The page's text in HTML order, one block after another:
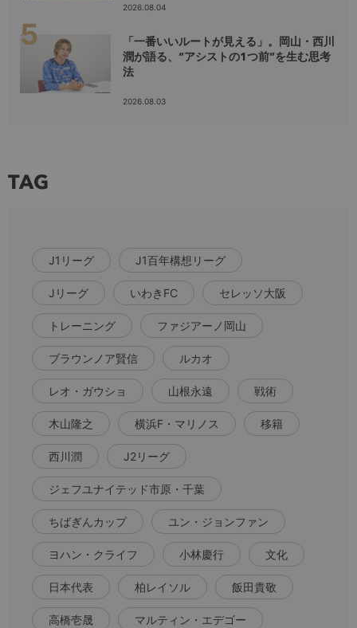
2026.08.04
「一番いいルートが見える」。岡山・西川
潤が語る、“アシストの1つ前”を生む思考
法
2026.08.03
TAG
J1リーグ J1百年構想リーグ
Jリーグ いわきFC セレッソ大阪
トレーニング ファジアーノ岡山
ブラウンノア賢信 ルカオ
レオ・ガウショ 山根永遠 戦術
木山隆之 横浜F・マリノス 移籍
西川潤 J2リーグ
ジェフユナイテッド市原・千葉
ちばぎんカップ ユン・ジョンファン
ヨハン・クライフ 小林慶行 文化
日本代表 柏レイソル 飯田貴敬
高橋壱晟 マルティン・エデゴー